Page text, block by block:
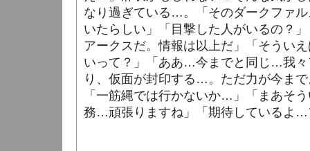
なり過ぎている…。「そのダークファ
いたらしい」「目撃した人がいるの？
アークスだ。情報は以上だ」「そうい
いって？」「ああ…今までと同じ…我々
り、仮面が封印する…。ただ力が今ま
「一筋縄では行かないか…」「まあそ
務…頑張りますね」「期待しているよ…